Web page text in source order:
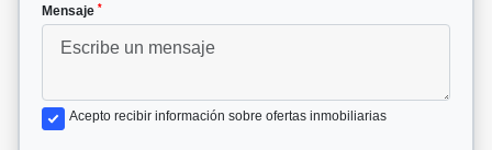
Mensaje *
Acepto recibir información sobre ofertas inmobiliarias